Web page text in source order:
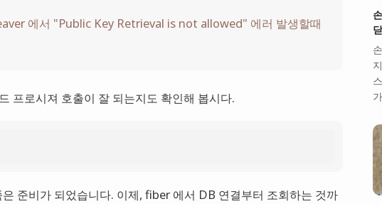
에서 "Public Key Retrieval is not allowed" 에러 발생할때
프로시져 호출이 잘 되는지도 확인해 봅시다.
준비가 되었습니다. 이제, fiber 에서 DB 연결부터 조회하는 것까